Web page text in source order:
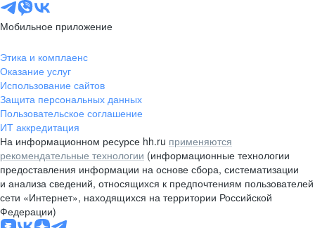
Мобильное приложение
Этика и комплаенс
Оказание услуг
Использование сайтов
Защита персональных данных
Пользовательское соглашение
ИТ аккредитация
На информационном ресурсе hh.ru применяются
рекомендательные технологии (информационные технологии
предоставления информации на основе сбора, систематизации
и анализа сведений, относящихся к предпочтениям пользователей
сети «Интернет», находящихся на территории Российской
Федерации)